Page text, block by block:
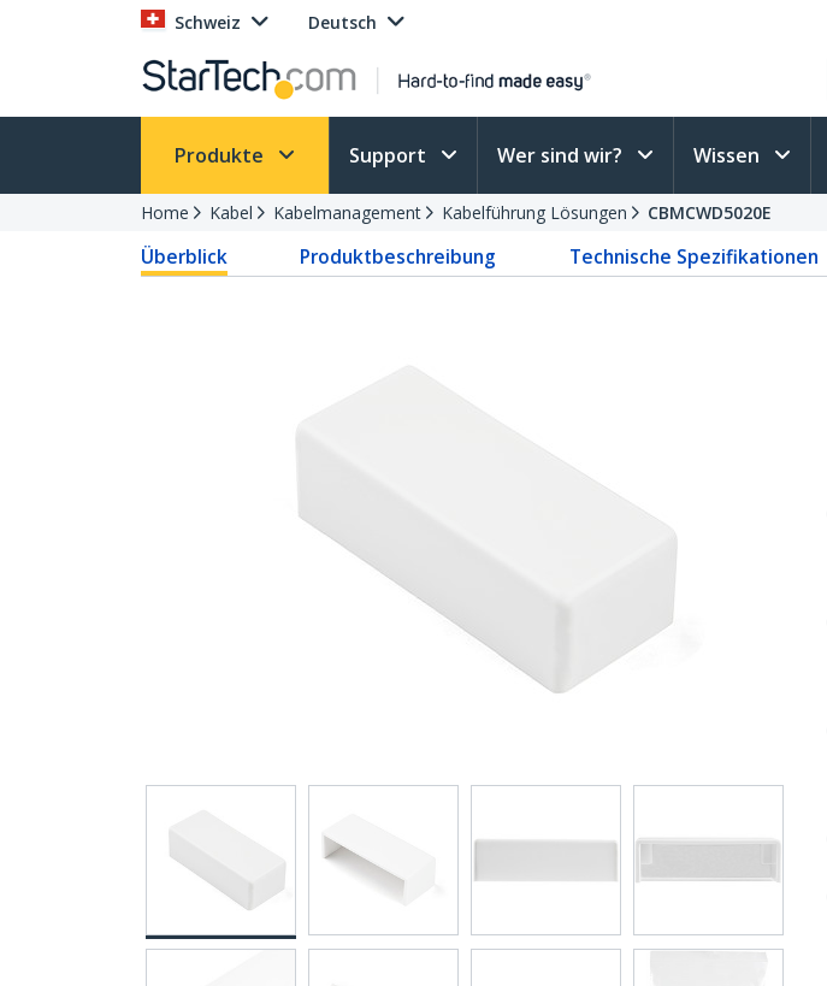
Schweiz Deutsch
Produkte Support Wer sind wir? Wissen
Home Kabel Kabelmanagement Kabelführung Lösungen CBMCWD5020E
Überblick Produktbeschreibung Technische Spezifikationen